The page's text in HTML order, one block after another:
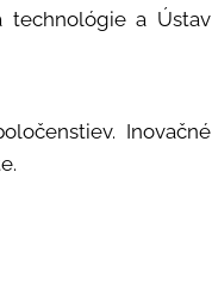
technológie a Ústav
Inovačné